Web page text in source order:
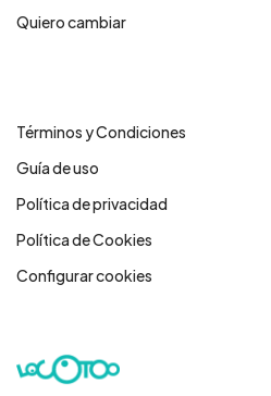
Quiero cambiar
Términos y Condiciones
Guía de uso
Política de privacidad
Política de Cookies
Configurar cookies